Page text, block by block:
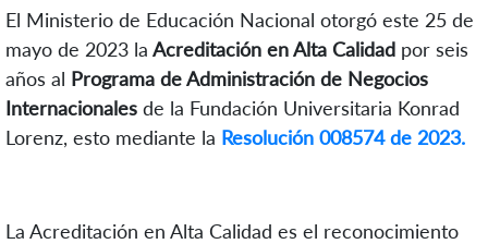
El Ministerio de Educación Nacional otorgó este 25 de
mayo de 2023 la Acreditación en Alta Calidad por seis
años al Programa de Administración de Negocios
Internacionales de la Fundación Universitaria Konrad
Lorenz, esto mediante la Resolución 008574 de 2023.
La Acreditación en Alta Calidad es el reconocimiento